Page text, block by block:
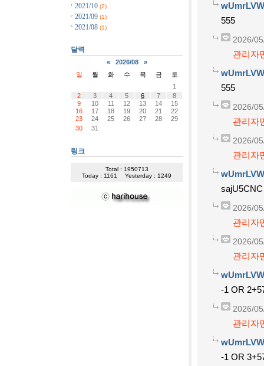
555
2026/
관리자
555
2026/
관리자
2026/
관리자
sajU5CNC
2026/
관리자
2026/
관리자
-1 OR
2026/
관리자
-1 OR
2021/10 (2)
2021/09 (1)
2021/08 (1)
달력
« 2026/08
»
일
월 화 수 목 금
토
1
2
3 4 5 6 7
8
9
10 11 12 13 14
15
16
17 18 19 20 21
22
23
24 25 26 27 28
29
30
31
링크
Total : 1950713
Today : 1161
Yesterday : 1249